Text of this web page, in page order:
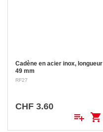
Cadène en acier inox, longueur
49 mm
RF27
CHF 3.60
playlist_add shopping_cart